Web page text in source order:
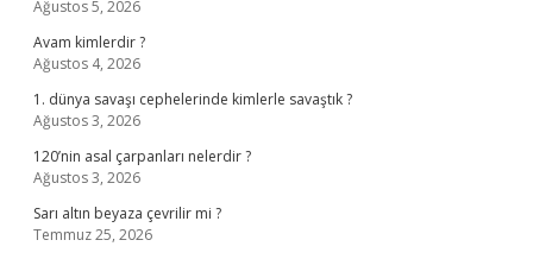
Ağustos 5, 2026
Avam kimlerdir ?
Ağustos 4, 2026
1. dünya savaşı cephelerinde kimlerle savaştık ?
Ağustos 3, 2026
120’nin asal çarpanları nelerdir ?
Ağustos 3, 2026
Sarı altın beyaza çevrilir mi ?
Temmuz 25, 2026